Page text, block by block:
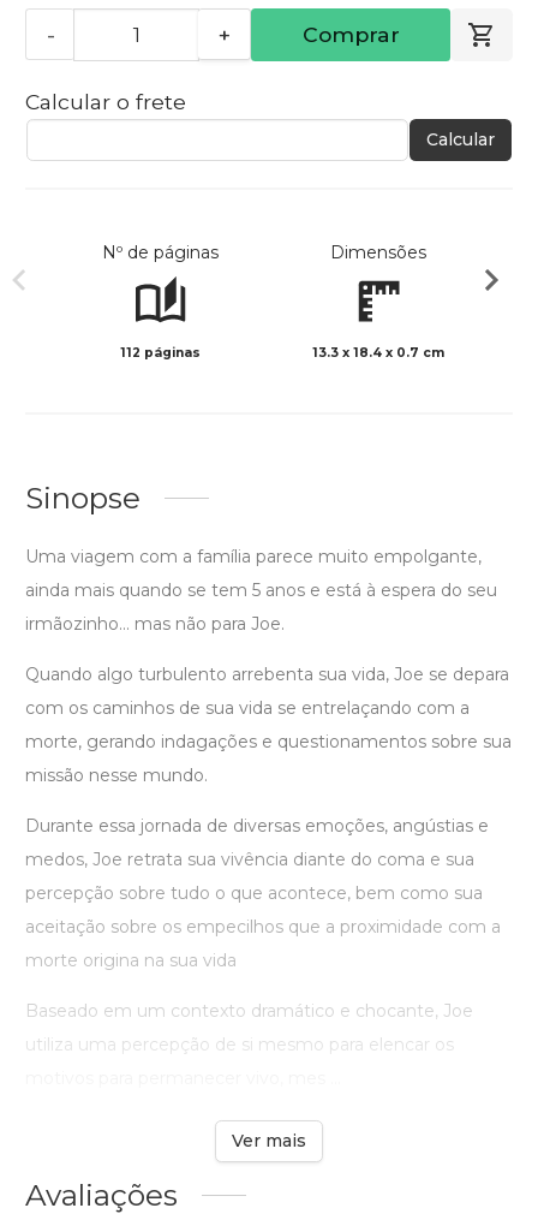
- + Comprar
Calcular o frete
Calcular
Nº de páginas
112 páginas
Dimensões
13.3 x 18.4 x 0.7 cm
Sinopse
Uma viagem com a família parece muito empolgante,
ainda mais quando se tem 5 anos e está à espera do seu
irmãozinho... mas não para Joe.
Quando algo turbulento arrebenta sua vida, Joe se depara
com os caminhos de sua vida se entrelaçando com a
morte, gerando indagações e questionamentos sobre sua
missão nesse mundo.
Durante essa jornada de diversas emoções, angústias e
medos, Joe retrata sua vivência diante do coma e sua
percepção sobre tudo o que acontece, bem como sua
aceitação sobre os empecilhos que a proximidade com a
morte origina na sua vida
Baseado em um contexto dramático e chocante, Joe
utiliza uma percepção de si mesmo para elencar os
Ver mais
Avaliações